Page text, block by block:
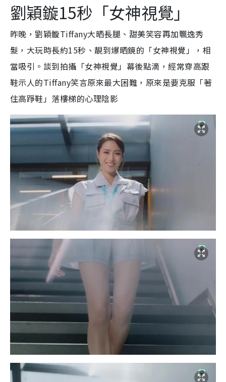
劉穎鏇15秒「女神視覺」
昨晚，劉穎鏇Tiffany大晒長腿、甜美笑容再加飄逸秀
髮，大玩時長約15秒、靚到爆晒鏡的「女神視覺」，相
當吸引。談到拍攝「女神視覺」幕後點滴，經常穿高跟
鞋示人的Tiffany笑言原來最大困難，原來是要克服「著
住高踭鞋」落樓梯的心理陰影